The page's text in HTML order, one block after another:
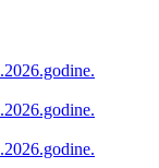
ima obilježja KD-a
događaju je u toku.